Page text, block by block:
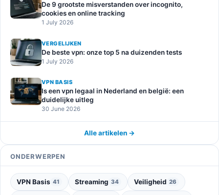
De 9 grootste misverstanden over incognito,
cookies en online tracking
1 July 2026
VERGELIJKEN
De beste vpn: onze top 5 na duizenden tests
1 July 2026
VPN BASIS
Is een vpn legaal in Nederland en belgië: een
duidelijke uitleg
30 June 2026
Alle artikelen →
ONDERWERPEN
VPN Basis 41 Streaming 34 Veiligheid 26